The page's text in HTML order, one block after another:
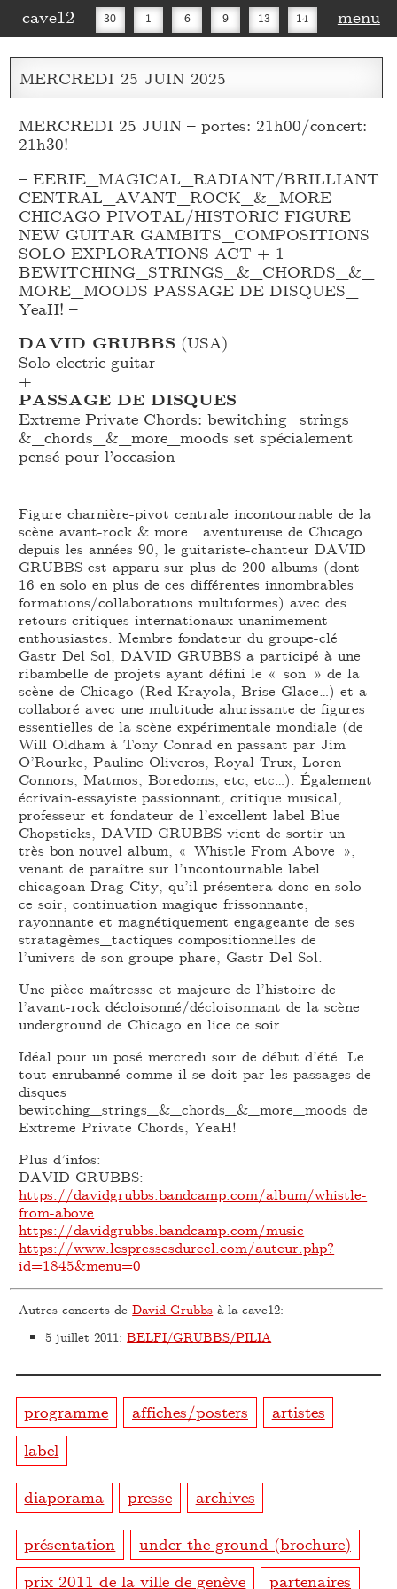
cave12 30 1 6 9 13 14
16 20 27 30
menu
MERCREDI 25 JUIN 2025
MERCREDI 25 JUIN – portes: 21h00/concert:
21h30!
– EERIE_MAGICAL_RADIANT/BRILLIANT
CENTRAL_ AVANT_ROCK_&_MORE
CHICAGO PIVOTAL/HISTORIC FIGURE
NEW GUITAR GAMBITS_ COMPOSITIONS
SOLO EXPLORATIONS ACT + 1
BEWITCHING_ STRINGS_&_ CHORDS_&_
MORE_MOODS PASSAGE DE DISQUES_
YeaH! –
DAVID GRUBBS (USA)
Solo electric guitar
+
PASSAGE DE DISQUES
Extreme Private Chords: bewitching_strings_
&_chords_&_more_moods set spécialement
pensé pour l’occasion
Figure charnière-pivot centrale incontournable de la
scène avant-rock & more… aventureuse de Chicago
depuis les années 90, le guitariste-chanteur DAVID
GRUBBS est apparu sur plus de 200 albums (dont
16 en solo en plus de ces différentes innombrables
formations/collaborations multiformes) avec des
retours critiques internationaux unanimement
enthousiastes. Membre fondateur du groupe-clé
Gastr Del Sol, DAVID GRUBBS a participé à une
ribambelle de projets ayant défini le « son » de la
scène de Chicago (Red Krayola, Brise-Glace…) et a
collaboré avec une multitude ahurissante de figures
essentielles de la scène expérimentale mondiale (de
Will Oldham à Tony Conrad en passant par Jim
O’Rourke, Pauline Oliveros, Royal Trux, Loren
Connors, Matmos, Boredoms, etc, etc…). Également
écrivain-essayiste passionnant, critique musical,
professeur et fondateur de l’excellent label Blue
Chopsticks, DAVID GRUBBS vient de sortir un
très bon nouvel album, « Whistle From Above »,
venant de paraître sur l’incontournable label
chicagoan Drag City, qu’il présentera donc en solo
ce soir, continuation magique frissonnante,
rayonnante et magnétiquement engageante de ses
stratagèmes_tactiques compositionnelles de
l’univers de son groupe-phare, Gastr Del Sol.
Une pièce maîtresse et majeure de l’histoire de
l’avant-rock décloisonné/décloisonnant de la scène
underground de Chicago en lice ce soir.
Idéal pour un posé mercredi soir de début d’été. Le
tout enrubanné comme il se doit par les passages de
disques
bewitching_strings_&_chords_&_more_moods de
Extreme Private Chords, YeaH!
Plus d’infos:
DAVID GRUBBS:
https://davidgrubbs.bandcamp.com/album/whistle-
from-above
https://davidgrubbs.bandcamp.com/music
https://www.lespressesdureel.com/auteur.php?
id=1845&menu=0
Autres concerts deDavid Grubbs à la cave12:
5 juillet 2011:BELFI/GRUBBS/PILIA
programme affiches/posters
artistes
label
diaporama presse archives
présentation
under the ground (brochure)
prix 2011 de la ville de genève
partenaires